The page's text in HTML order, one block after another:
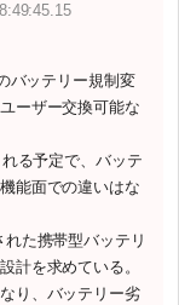
バッテリー規制変
ーザー交換可能な
る予定で、バッテ
能面での違いはな
た携帯型バッテリ
計を求めている。
り、バッテリー劣